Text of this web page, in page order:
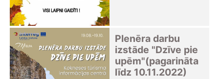
Plenēra darbu
izstāde "Dzīve pie
upēm"(pagarināta
līdz 10.11.2022)